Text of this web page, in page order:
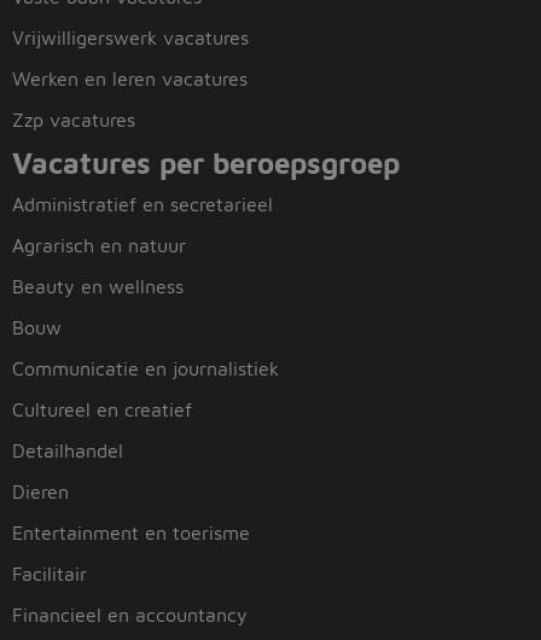
Vrijwilligerswerk vacatures
Werken en leren vacatures
Zzp vacatures
Vacatures per beroepsgroep
Administratief en secretarieel
Agrarisch en natuur
Beauty en wellness
Bouw
Communicatie en journalistiek
Cultureel en creatief
Detailhandel
Dieren
Entertainment en toerisme
Facilitair
Financieel en accountancy